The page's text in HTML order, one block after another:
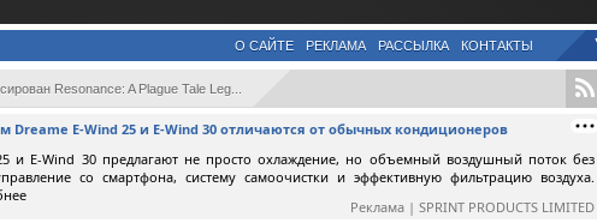
О САЙТЕ РЕКЛАМА РАССЫЛКА КОНТАКТЫ
Resonance: A Plague Tale Leg...
E-Wind 25 и E-Wind 30 отличаются от обычных кондиционеров
и E-Wind 30 предлагают не просто охлаждение, но объемный воздушный поток без
со смартфона, систему самоочистки и эффективную фильтрацию воздуха.
Реклама | SPRINT PRODUCTS LIMITED